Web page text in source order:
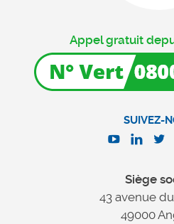
Siège
43 avenue
49000
SUIVEZ-
Appel gratuit